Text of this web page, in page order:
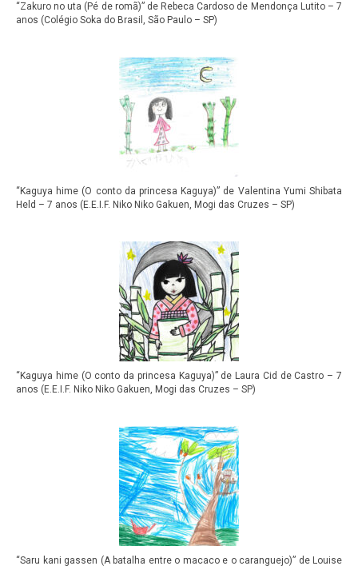
“Zakuro no uta (Pé de romã)” de Rebeca Cardoso de Mendonça Lutito – 7
anos (Colégio Soka do Brasil, São Paulo – SP)
“Kaguya hime (O conto da princesa Kaguya)” de Valentina Yumi Shibata
Held – 7 anos (E.E.I.F. Niko Niko Gakuen, Mogi das Cruzes – SP)
“Kaguya hime (O conto da princesa Kaguya)” de Laura Cid de Castro – 7
anos (E.E.I.F. Niko Niko Gakuen, Mogi das Cruzes – SP)
“Saru kani gassen (A batalha entre o macaco e o caranguejo)” de Louise